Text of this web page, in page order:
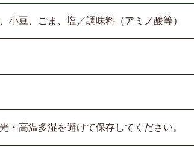
小豆、ごま、塩／調味料（アミノ酸等）
・高温多湿を避けて保存してください。